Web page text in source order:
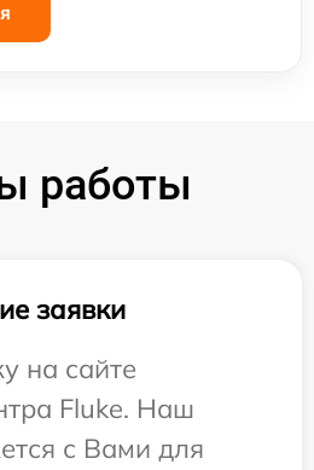
работы
заявки
на сайте
Fluke. Наш
с Вами для